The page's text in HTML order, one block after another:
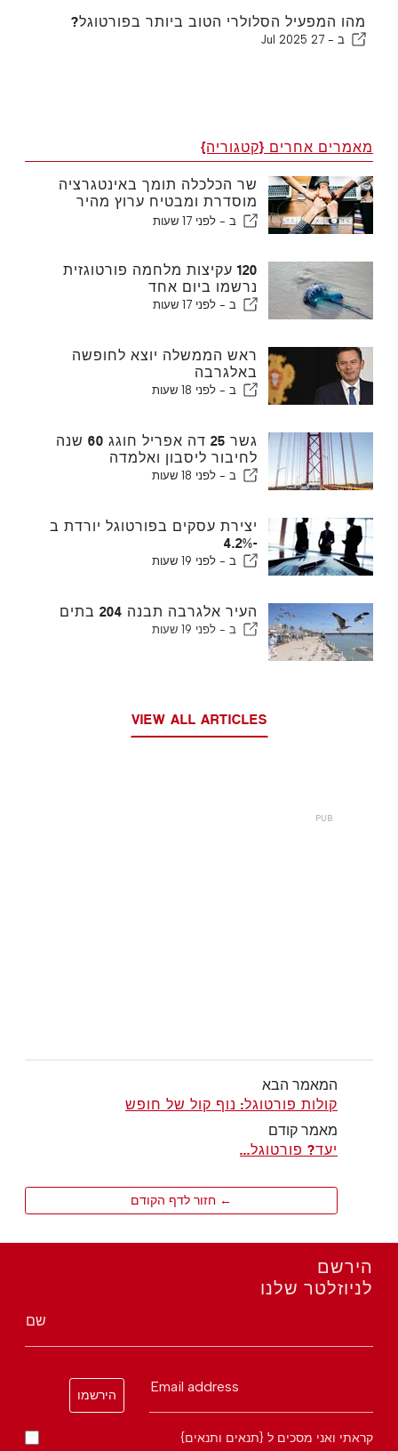
מהו המפעיל הסלולרי הטוב ביותר בפורטוגל?
ב - 27 Jul 2025
מאמרים אחרים {קטגוריה}
שר הכלכלה תומך באינטגרציה
מוסדרת ומבטיח ערוץ מהיר
לעולים
ב - לפני 17 שעות
120 עקיצות מלחמה פורטוגזית
נרשמו ביום אחד
ב - לפני 17 שעות
ראש הממשלה יוצא לחופשה
באלגרבה
ב - לפני 18 שעות
גשר 25 דה אפריל חוגג 60 שנה
לחיבור ליסבון ואלמדה
ב - לפני 18 שעות
יצירת עסקים בפורטוגל יורדת ב
-4.2%
ב - לפני 19 שעות
העיר אלגרבה תבנה 204 בתים
ב - לפני 19 שעות
VIEW ALL ARTICLES
המאמר הבא
קולות פורטוגל: נוף קול של חופש
מאמר קודם
יעד? פורטוגל...
← חזור לדף הקודם
הירשם
לניוזלטר שלנו
שם
Email address
הירשמו
קראתי ואני מסכים ל {תנאים ותנאים}